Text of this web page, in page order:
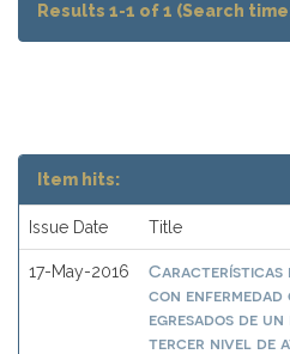
Results 1-1 of 1 (Search
Item hits:
Issue Date Title
17-May-2016
Características
con
egresados de
tercer nivel de